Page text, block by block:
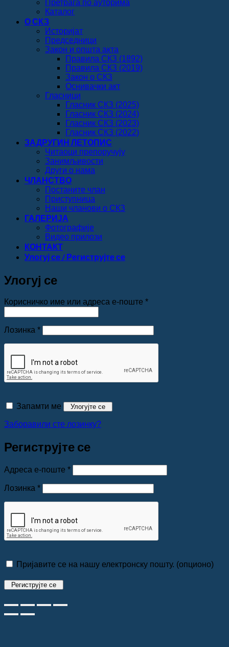
Претрага по ауторима
Каталог
О СКЗ
Историјат
Председници
Закон и општа акта
Правила СКЗ (1892)
Правила СКЗ (2019)
Закон о СКЗ
Оснивачки акт
Гласници
Гласник СКЗ (2025)
Гласник СКЗ (2024)
Гласник СКЗ (2023)
Гласник СКЗ (2022)
ЗАДРУГИН ЛЕТОПИС
Читаоци препоручују
Занимљивости
Други о нама
ЧЛАНСТВО
Постаните члан
Приступница
Наши чланови о СКЗ
ГАЛЕРИЈА
Фотографије
Видео прилози
КОНТАКТ
Улогуј се / Региструјте се
Улогуј се
Корисничко име или адреса е-поште *Обавезно
Лозинка *Обавезно
Запамти ме Улогујте се
Заборавили сте лозинку?
Региструјте се
Адреса е-поште *Обавезно
Лозинка *Обавезно
Пријавите се на нашу електронску пошту. (опционо)
Региструјте се